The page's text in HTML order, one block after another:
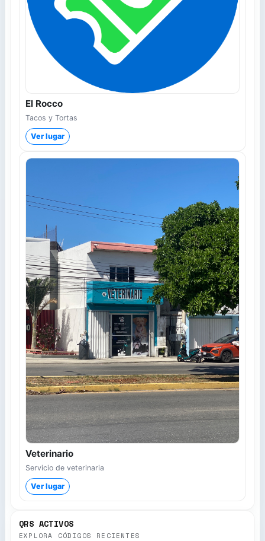
El Rocco
Tacos y Tortas
Ver lugar
Veterinario
Servicio de veterinaria
Ver lugar
QRS ACTIVOS
EXPLORA CÓDIGOS RECIENTES